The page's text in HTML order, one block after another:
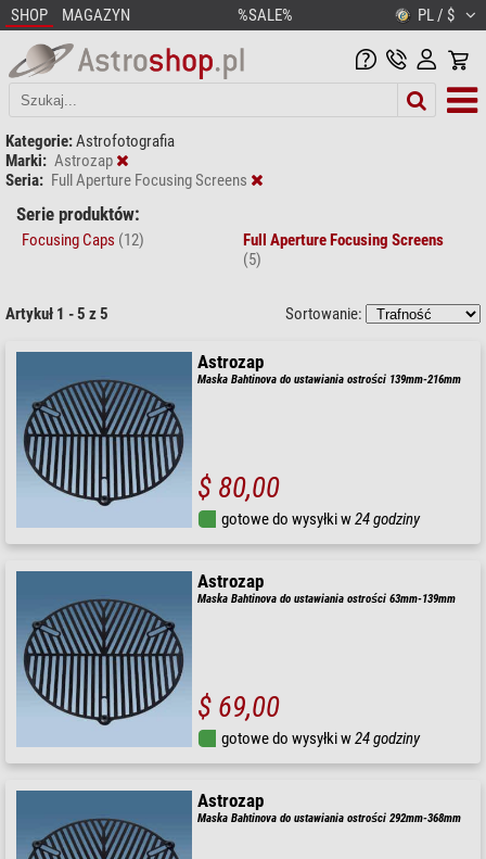
SHOP MAGAZYN %SALE% PL / $
Kategorie:Astrofotografia
Marki: Astrozap
Seria: Full Aperture Focusing Screens
Serie produktów:
Focusing Caps (12)
Full Aperture Focusing Screens
(5)
Artykuł 1 - 5 z 5 Sortowanie:
Astrozap
Maska Bahtinova do ustawiania ostrości 139mm-216mm
$ 80,00
gotowe do wysyłki w24 godziny
Astrozap
Maska Bahtinova do ustawiania ostrości 63mm-139mm
$ 69,00
gotowe do wysyłki w24 godziny
Astrozap
Maska Bahtinova do ustawiania ostrości 292mm-368mm